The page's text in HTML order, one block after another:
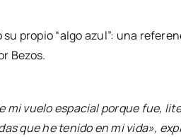
propio “algo azul”: una
Bezos.
mi vuelo espacial porque fue,
que he tenido en mi vida»,